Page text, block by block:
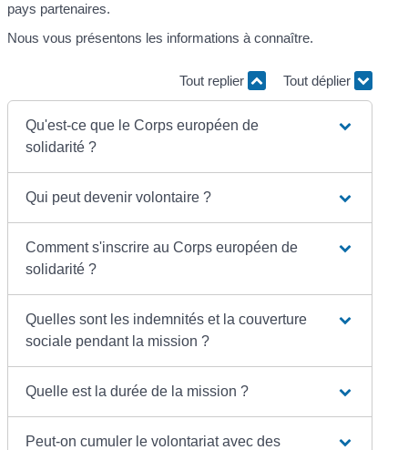
pays partenaires.
Nous vous présentons les informations à connaître.
Tout replier Tout déplier
Qu'est-ce que le Corps européen de
solidarité ?
Qui peut devenir volontaire ?
Comment s'inscrire au Corps européen de
solidarité ?
Quelles sont les indemnités et la couverture
sociale pendant la mission ?
Quelle est la durée de la mission ?
Peut-on cumuler le volontariat avec des